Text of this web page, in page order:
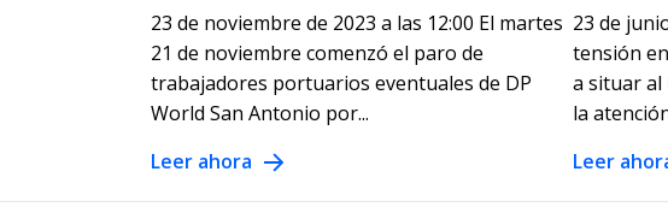
23 de noviembre de 2023 a las 12:00 El martes
21 de noviembre comenzó el paro de
trabajadores portuarios eventuales de DP
World San Antonio por...
Leer ahora
23 de
tensión
a situar al
la
Leer